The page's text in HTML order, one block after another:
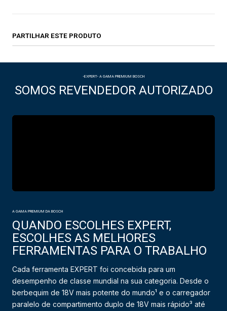
PARTILHAR ESTE PRODUTO
-EXPERT- A GAMA PREMIUM BOSCH
SOMOS REVENDEDOR AUTORIZADO
A GAMA PREMIUM DA BOSCH
QUANDO ESCOLHES EXPERT,
ESCOLHES AS MELHORES
FERRAMENTAS PARA O TRABALHO
Cada ferramenta EXPERT foi concebida para um
desempenho de classe mundial na sua categoria. Desde o
berbequim de 18V mais potente do mundo¹ e o carregador
paralelo de compartimento duplo de 18V mais rápido³ até